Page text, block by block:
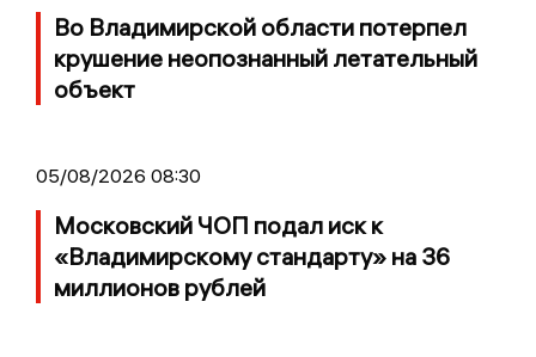
Во Владимирской области потерпел
крушение неопознанный летательный
объект
05/08/2026 08:30
Московский ЧОП подал иск к
«Владимирскому стандарту» на 36
миллионов рублей